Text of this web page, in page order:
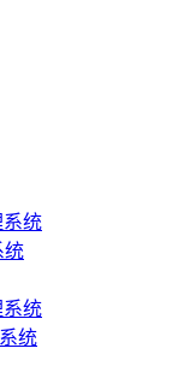
系统
统
系统
统